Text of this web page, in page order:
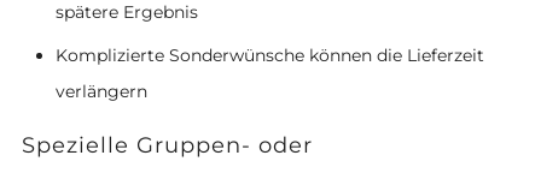
spätere Ergebnis
Komplizierte Sonderwünsche können die Lieferzeit
verlängern
Spezielle Gruppen- oder